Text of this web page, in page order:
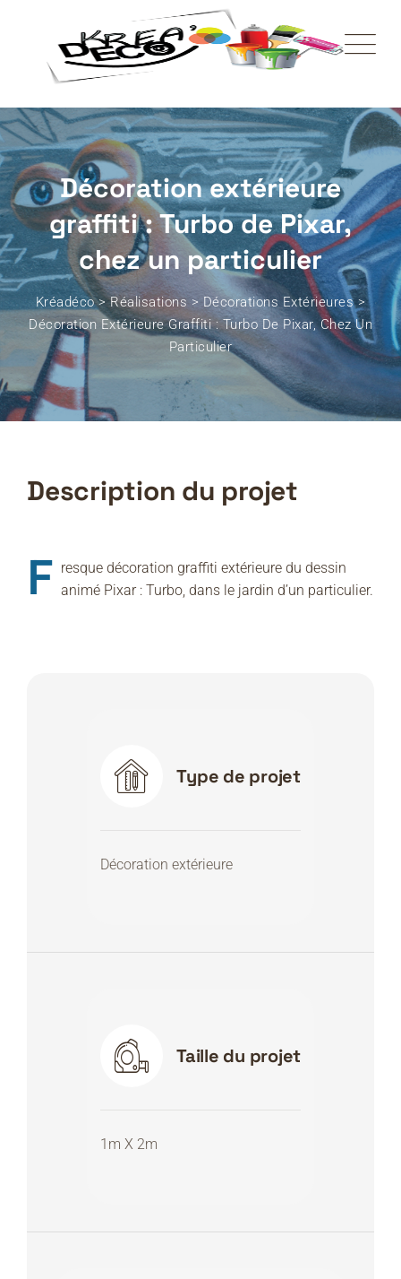
Décoration extérieure
graffiti : Turbo de Pixar,
chez un particulier
Kréadéco>Réalisations >Décorations Extérieures>
Décoration Extérieure Graffiti : Turbo De Pixar, Chez Un
Particulier
Description du projet
F resque décoration graffiti extérieure du dessin
animé Pixar : Turbo, dans le jardin d’un particulier.
Type de projet
Décoration extérieure
Taille du projet
1m X 2m